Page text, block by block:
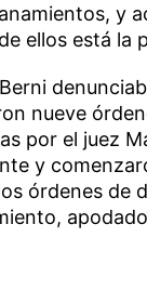
y
ellos está la
nueve
por el juez
y
órdenes de